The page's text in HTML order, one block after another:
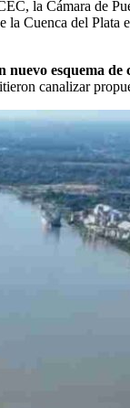
la Cámara de
Cuenca del Plata
esquema
canalizar